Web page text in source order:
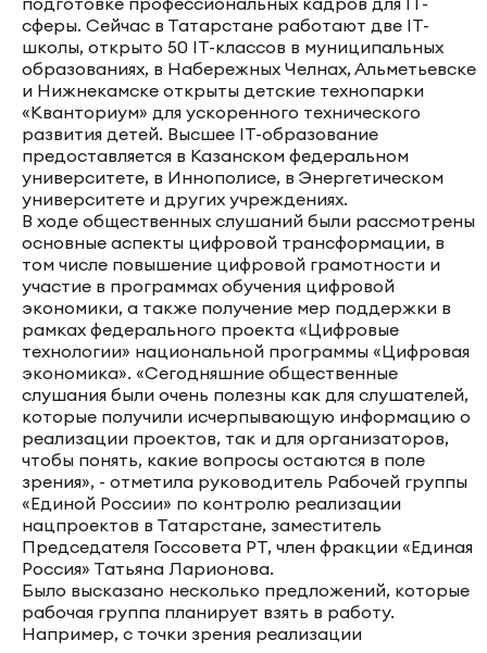
сферы. Сейчас в Татарстане работают две IT-
школы, открыто 50 IT-классов в муниципальных
образованиях, в Набережных Челнах, Альметьевске
и Нижнекамске открыты детские технопарки
«Кванториум» для ускоренного технического
развития детей. Высшее IT-образование
предоставляется в Казанском федеральном
университете, в Иннополисе, в Энергетическом
университете и других учреждениях.
В ходе общественных слушаний были рассмотрены
основные аспекты цифровой трансформации, в
том числе повышение цифровой грамотности и
участие в программах обучения цифровой
экономики, а также получение мер поддержки в
рамках федерального проекта «Цифровые
технологии» национальной программы «Цифровая
экономика». «Сегодняшние общественные
слушания были очень полезны как для слушателей,
которые получили исчерпывающую информацию о
реализации проектов, так и для организаторов,
чтобы понять, какие вопросы остаются в поле
зрения», - отметила руководитель Рабочей группы
«Единой России» по контролю реализации
нацпроектов в Татарстане, заместитель
Председателя Госсовета РТ, член фракции «Единая
Россия» Татьяна Ларионова.
Было высказано несколько предложений, которые
рабочая группа планирует взять в работу.
Например, с точки зрения реализации